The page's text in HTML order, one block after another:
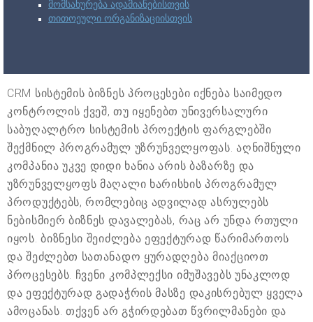
მომსახურება ადამიანებისთვის
თითოეული ორგანიზაციისთვის
CRM სისტემის ბიზნეს პროცესები იქნება საიმედო
კონტროლის ქვეშ, თუ იყენებთ უნივერსალური
საბუღალტრო სისტემის პროექტის ფარგლებში
შექმნილ პროგრამულ უზრუნველყოფას. აღნიშნული
კომპანია უკვე დიდი ხანია არის ბაზარზე და
უზრუნველყოფს მაღალი ხარისხის პროგრამულ
პროდუქტებს, რომლებიც ადვილად ასრულებს
ნებისმიერ ბიზნეს დავალებას, რაც არ უნდა რთული
იყოს. ბიზნესი შეიძლება ეფექტურად წარიმართოს
და შეძლებთ სათანადო ყურადღება მიაქციოთ
პროცესებს. ჩვენი კომპლექსი იმუშავებს უნაკლოდ
და ეფექტურად გადაჭრის მასზე დაკისრებულ ყველა
ამოცანას. თქვენ არ გჭირდებათ წვრილმანები და